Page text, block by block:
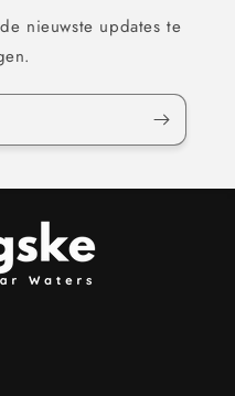
nieuwste updates te